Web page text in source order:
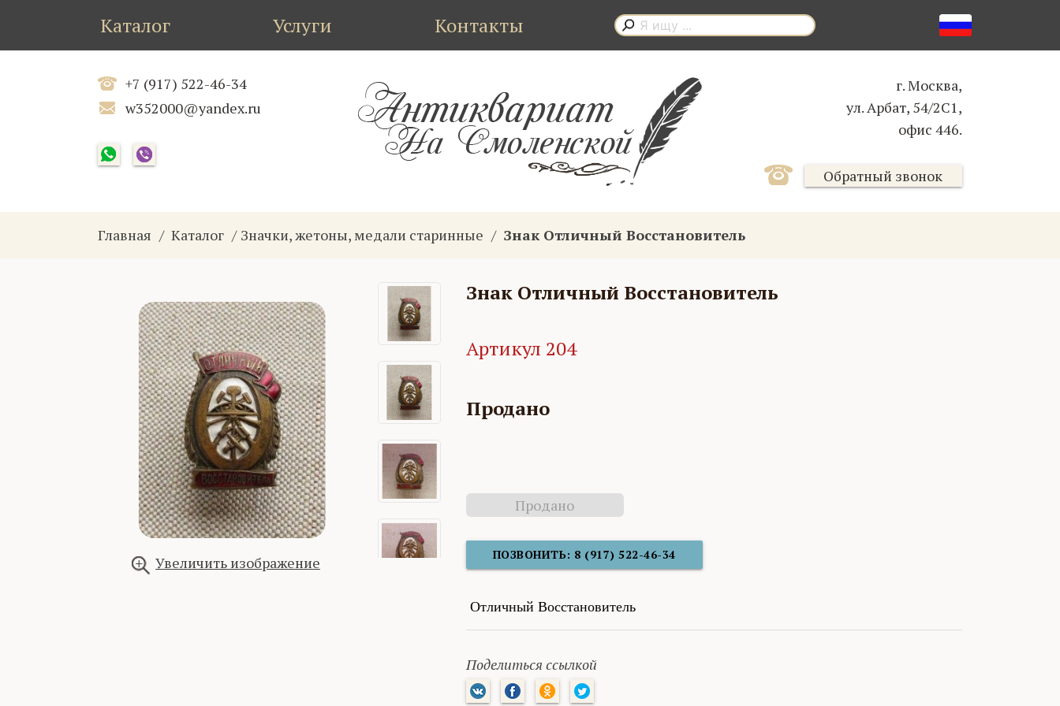
Каталог Услуги Контакты
+7 (917) 522-46-34
w352000@yandex.ru
г. Москва,
ул. Арбат, 54/2С1,
офис 446.
Обратный звонок
Главная Каталог Значки, жетоны, медали старинные Знак Отличный Восстановитель
Увеличить изображение
Знак Отличный Восстановитель
Артикул 204
Продано
Продано
ПОЗВОНИТЬ: 8 (917) 522-46-34
Отличный Восстановитель
Поделиться ссылкой